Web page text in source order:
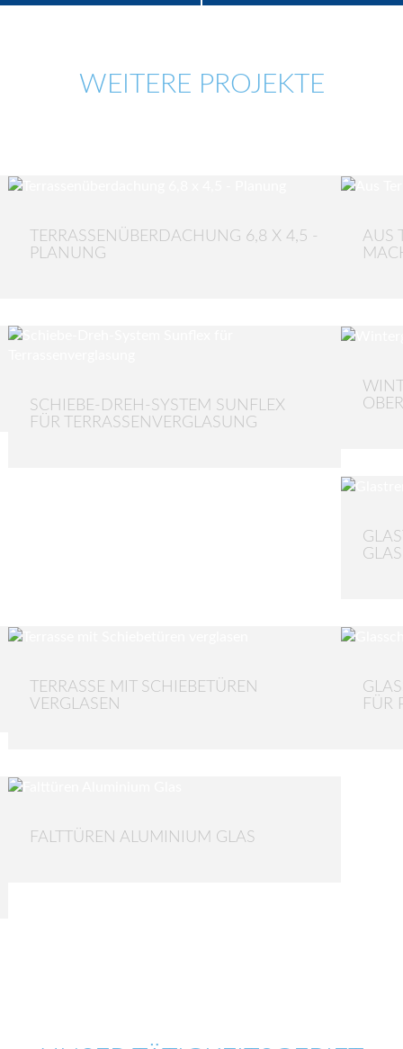
WEITERE PROJEKTE
TERRASSENÜBERDACHUNG 6,8 X 4,5 -
PLANUNG
AUS
SCHIEBE-DREH-SYSTEM SUNFLEX
FÜR TERRASSENVERGLASUNG
TERRASSE MIT SCHIEBETÜREN
VERGLASEN
FÜR
FALTTÜREN ALUMINIUM GLAS